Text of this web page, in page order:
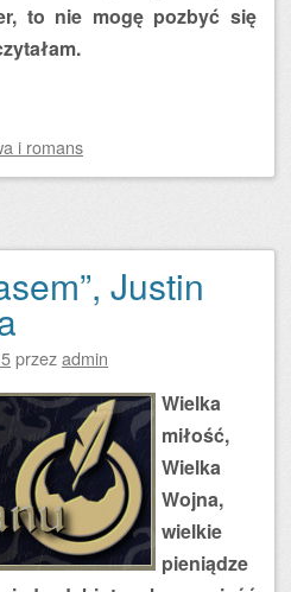
to nie mogę pozbyć się
i romans
Justin
przezadmin
Wielka
miłość,
Wielka
Wojna,
wielkie
pieniądze